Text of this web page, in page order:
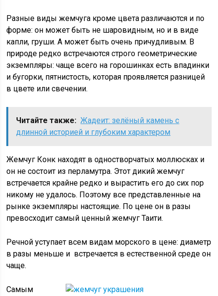
Разные виды жемчуга кроме цвета различаются и по
форме: он может быть не шаровидным, но и в виде
капли, груши. А может быть очень причудливым. В
природе редко встречаются строго геометрические
экземпляры: чаще всего на горошинках есть впадинки
и бугорки, пятнистость, которая проявляется разницей
в цвете или свечении.
Читайте также: Жадеит: зелёный камень с
длинной историей и глубоким характером
Жемчуг Конк находят в одностворчатых моллюсках и
он не состоит из перламутра. Этот дикий жемчуг
встречается крайне редко и вырастить его до сих пор
никому не удалось. Поэтому все представленные на
рынке экземпляры настоящие. По цене он в разы
превосходит самый ценный жемчуг Таити.
Речной уступает всем видам морского в цене: диаметр
в разы меньше и встречается в естественной среде он
чаще.
Самым